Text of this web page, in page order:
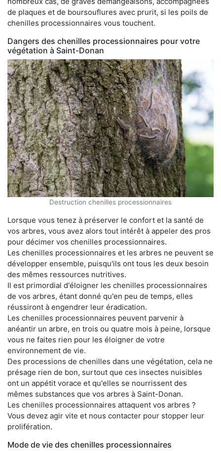
de plaques et de boursouflures avec prurit, si les poils de
chenilles processionnaires vous touchent.
Dangers des chenilles processionnaires pour votre
végétation à Saint-Donan
Destruction chenilles processionnaires
Lorsque vous tenez à préserver le confort et la santé de
vos arbres, vous avez alors tout intérêt à appeler des pros
pour décimer vos chenilles processionnaires.
Les chenilles processionnaires et les arbres ne peuvent se
développer ensemble, puisqu'ils ont tous les deux besoin
des mêmes ressources nutritives.
Il est primordial d'éloigner les chenilles processionnaires
de vos arbres, étant donné qu'en peu de temps, elles
réussiront à engendrer leur éradication.
Les chenilles processionnaires peuvent parvenir à
anéantir un arbre, en trois ou quatre mois à peine, lorsque
vous ne faites rien pour les éloigner de votre
environnement de vie.
Des processions de chenilles dans une végétation, cela ne
présage rien de bon, surtout que ces insectes nuisibles
ont un appétit vorace et qu'elles se nourrissent des
mêmes substances que vos arbres à Saint-Donan.
Les chenilles processionnaires attaquent vos arbres ?
Vous devez agir vite et nous contacter pour stopper leur
prolifération.
Mode de vie des chenilles processionnaires